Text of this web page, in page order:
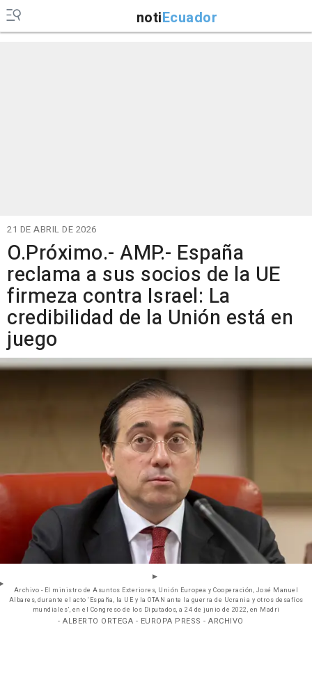
notiEcuador
21 DE ABRIL DE 2026
O.Próximo.- AMP.- España
reclama a sus socios de la UE
firmeza contra Israel: La
credibilidad de la Unión está en
juego
Archivo - El ministro de Asuntos Exteriores, Unión Europea y Cooperación, José Manuel
Albares, durante el acto ‘España, la UE y la OTAN ante la guerra de Ucrania y otros desafíos
mundiales’, en el Congreso de los Diputados, a 24 de junio de 2022, en Madri
- ALBERTO ORTEGA - EUROPA PRESS - ARCHIVO